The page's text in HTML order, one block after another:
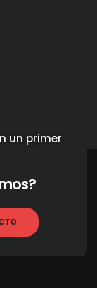
un primer